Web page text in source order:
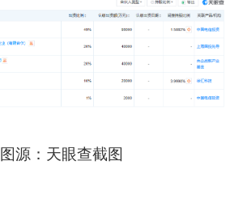
图源 ：天眼查截图